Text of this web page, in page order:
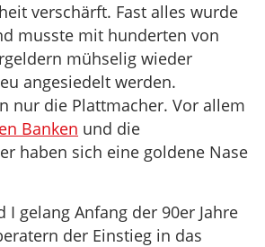
verschärft. Fast alles wurde
musste mit hunderten von
mühselig wieder
angesiedelt werden.
nur die Plattmacher. Vor allem
Banken und die
haben sich eine goldene Nase
I gelang Anfang der 90er Jahre
der Einstieg in das